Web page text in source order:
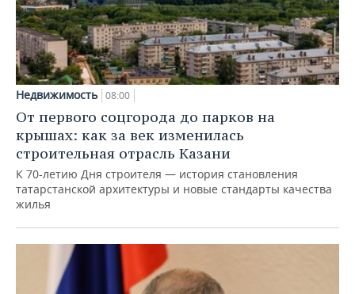
Недвижимость 08:00
От первого соцгорода до парков на
крышах: как за век изменилась
строительная отрасль Казани
К 70-летию Дня строителя — история становления
татарстанской архитектуры и новые стандарты качества
жилья